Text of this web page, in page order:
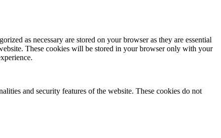
as necessary are stored on your browser as they are essential
These cookies will be stored in your browser only with your
and security features of the website. These cookies do not